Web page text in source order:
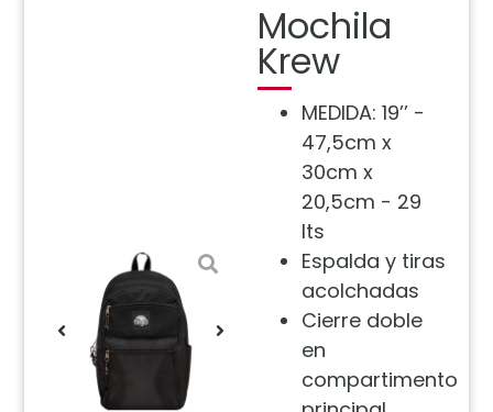
Mochila
Krew
MEDIDA: 19’’ -
47,5cm x
30cm x
20,5cm - 29
lts
Espalda y tiras
acolchadas
Cierre doble
en
compartimento